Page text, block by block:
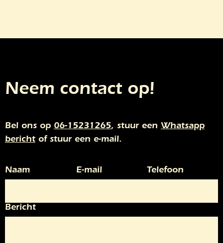
Neem contact op!
Bel ons op 06-15231265, stuur een Whatsapp
bericht of stuur een e-mail.
Naam E-mail Telefoon
Bericht